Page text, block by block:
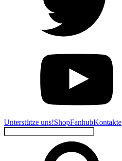
Unterstütze uns!ShopFanhubKontakte
Suchen